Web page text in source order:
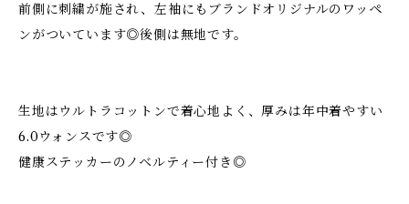
前側に刺繍が施され、左袖にもブランドオリジナルのワッペ
ンがついています◎後側は無地です。
生地はウルトラコットンで着心地よく、厚みは年中着やすい
6.0ウォンスです◎
健康ステッカーのノベルティー付き◎